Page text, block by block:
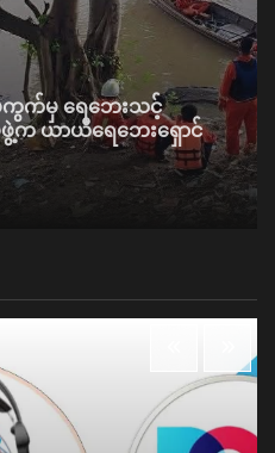
ကွက်မှ ရေဘေးသင့်
က ယာယီရေဘေးရှောင်